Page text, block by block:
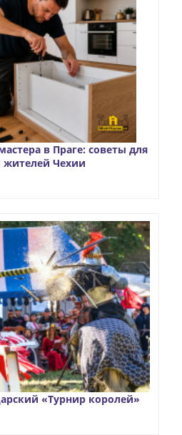
в Праге: советы для
жителей Чехии
«Турнир королей»